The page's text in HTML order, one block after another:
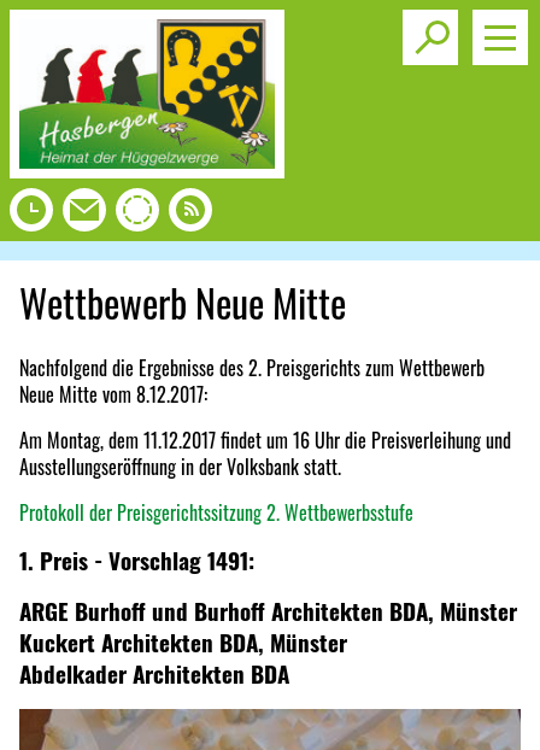
Toggle
Wettbewerb Neue Mitte
Nachfolgend die Ergebnisse des 2. Preisgerichts zum Wettbewerb
Neue Mitte vom 8.12.2017:
Am Montag, dem 11.12.2017 findet um 16 Uhr die Preisverleihung und
Ausstellungseröffnung in der Volksbank statt.
Protokoll der Preisgerichtssitzung 2. Wettbewerbsstufe
1. Preis - Vorschlag 1491:
ARGE Burhoff und Burhoff Architekten BDA, Münster
Kuckert Architekten BDA, Münster
Abdelkader Architekten BDA